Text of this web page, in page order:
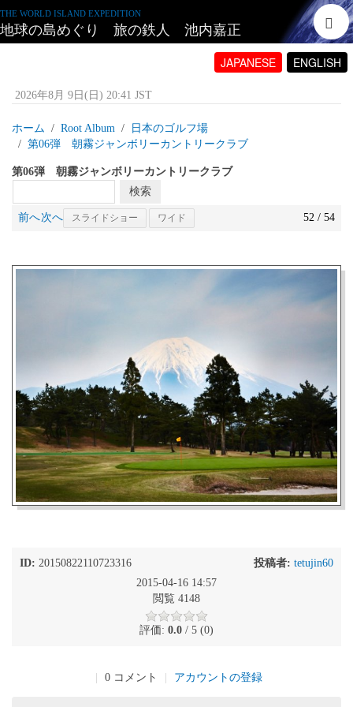
THE WORLD ISLAND EXPEDITION
地球の島めぐり 旅の鉄人 池内嘉正
JAPANESE ENGLISH
2026年8月 9日(日) 20:41 JST
ホーム Root Album
日本のゴルフ場
第06弾 朝霧ジャンボリーカントリークラブ
第06弾 朝霧ジャンボリーカントリークラブ
前へ次へ スライドショー ワイド 52 / 54
ID: 20150822110723316 投稿者: tetujin60
2015-04-16 14:57
閲覧 4148
評価: 0.0 / 5 (0)
0 コメント アカウントの登録